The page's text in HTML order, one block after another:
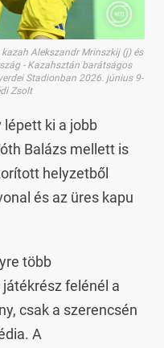
Alekszandr Mrinszkij (j) és
- Kazahsztán barátságos
Stadionban 2026. június 9-
Zsolt
lépett ki a jobb
Balázs mellett is
helyzetből
és az üres kapu
több
felénél a
csak a szerencsén
A